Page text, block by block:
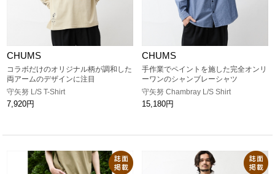
CHUMS
コラボだけのオリジナル柄が調和した
両アームのデザインに注目
守矢努 L/S T-Shirt
7,920円
CHUMS
手作業でペイントを施した完全オンリ
ーワンのシャンブレーシャツ
守矢努 Chambray L/S Shirt
15,180円